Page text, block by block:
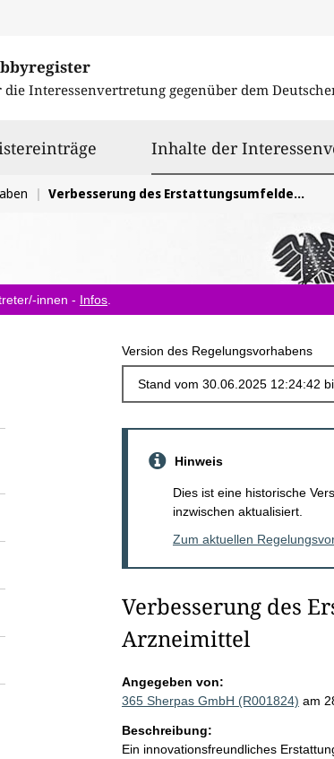
Interessenvertretung gegenüber dem
Inhalte der
Verbesserung des Erstattungsumfeldes für innovative Arzneimittel
innen - Infos
Version des Regelungsvorhabens
Hinweis
Dies ist eine historische
inzwischen aktualisiert.
Zum aktuellen
Verbesserung des
Arzneimittel
Angegeben von:
365 Sherpas GmbH (R001824) am
Beschreibung:
Ein innovationsfreundliches